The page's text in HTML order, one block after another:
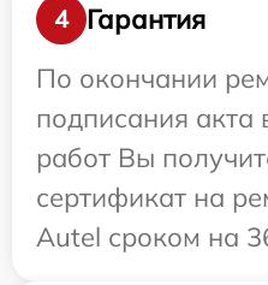
4
Гарантия
По окончании
подписания
работ Вы
сертификат на
Autel сроком на